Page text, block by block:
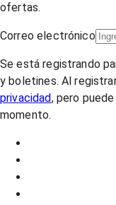
ofertas.
Correo electrónico
Se está registrando
y boletines. Al
privacidad, pero
momento.